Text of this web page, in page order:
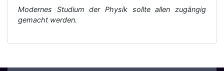
Modernes Studium der Physik sollte allen zugängig
gemacht werden.